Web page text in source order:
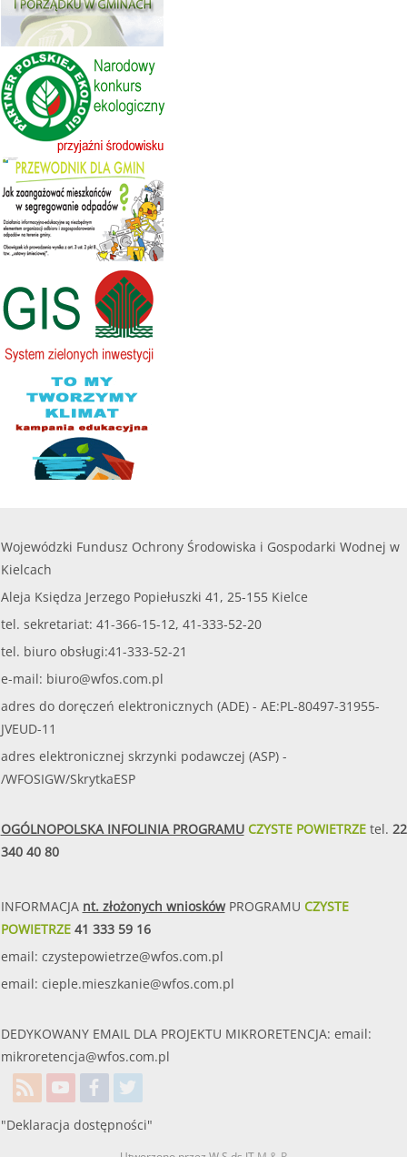
Wojewódzki Fundusz Ochrony Środowiska i Gospodarki Wodnej w
Kielcach
Aleja Księdza Jerzego Popiełuszki 41, 25-155 Kielce
tel. sekretariat: 41-366-15-12, 41-333-52-20
tel. biuro obsługi:41-333-52-21
e-mail: biuro@wfos.com.pl
adres do doręczeń elektronicznych (ADE) - AE:PL-80497-31955-
JVEUD-11
adres elektronicznej skrzynki podawczej (ASP) -
/WFOSIGW/SkrytkaESP
OGÓLNOPOLSKA INFOLINIA PROGRAMUCZYSTE POWIETRZEtel. 22
340 40 80
INFORMACJA nt. złożonych wnioskówPROGRAMU CZYSTE
POWIETRZE41 333 59 16
email: czystepowietrze@wfos.com.pl
email: cieple.mieszkanie@wfos.com.pl
DEDYKOWANY EMAIL DLA PROJEKTU MIKRORETENCJA: email:
mikroretencja@wfos.com.pl
"Deklaracja dostępności"